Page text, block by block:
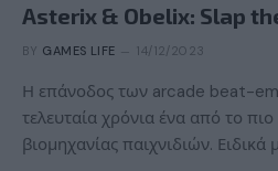
Asterix & Obelix: Slap
BY GAMES LIFE 14/12/2023
Η επάνοδος των arcade beat-
τελευταία χρόνια ένα από το
βιομηχανίας παιχνιδιών. Ειδικά